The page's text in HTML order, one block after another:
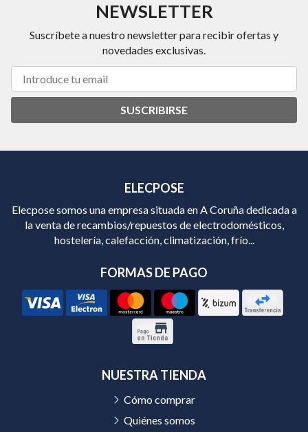
NEWSLETTER
Suscríbete a nuestro newsletter para recibir ofertas y
novedades exclusivas.
SUSCRIBIRSE
ELECPOSE
Elecpose somos una empresa situada en A Coruña dedicada a
la venta de recambios/repuestos de electrodomésticos,
hostelería, calefacción, climatización, frío...
FORMAS DE PAGO
NUESTRA TIENDA
Cómo comprar
Quiénes somos